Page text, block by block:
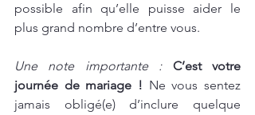
possible afin qu’elle puisse aider le
plus grand nombre d’entre vous.
Une note importante :
C’est votre
journée de mariage ! Ne vous sentez
jamais obligé(e) d’inclure quelque